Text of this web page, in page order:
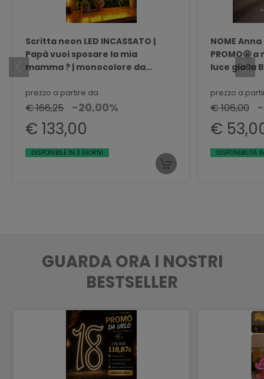
Scritta neon LED INCASSATO |
Papà vuoi sposare la mia
mamma ? | monocolore da
parete BELLINVETRO VR 1501
prezzo a partire da
€ 166,25 -20,00%
€ 133,00
DISPONIBILE IN 3 GIORNI
NOME
PROMO🤩
luce gialla
PROMO 02
prezzo a
€ 106,00
€
DISPONIBILITÀ
GUARDA ORA I NOSTRI
BESTSELLER